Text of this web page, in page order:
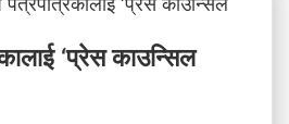
‘प्रेस काउन्सिल